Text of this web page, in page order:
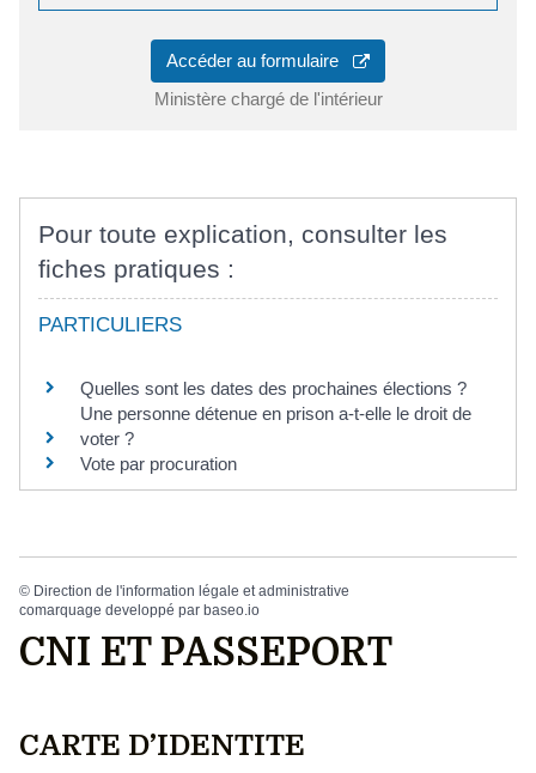
Accéder au formulaire
Ministère chargé de l'intérieur
Pour toute explication, consulter les
fiches pratiques :
PARTICULIERS
Quelles sont les dates des prochaines élections ?
Une personne détenue en prison a-t-elle le droit de
voter ?
Vote par procuration
© Direction de l'information légale et administrative
comarquage developpé par baseo.io
CNI ET PASSEPORT
CARTE D’IDENTITE